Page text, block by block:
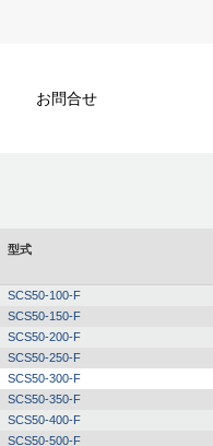
お問合せ
型式
SCS50-100-F
SCS50-150-F
SCS50-200-F
SCS50-250-F
SCS50-300-F
SCS50-350-F
SCS50-400-F
SCS50-500-F